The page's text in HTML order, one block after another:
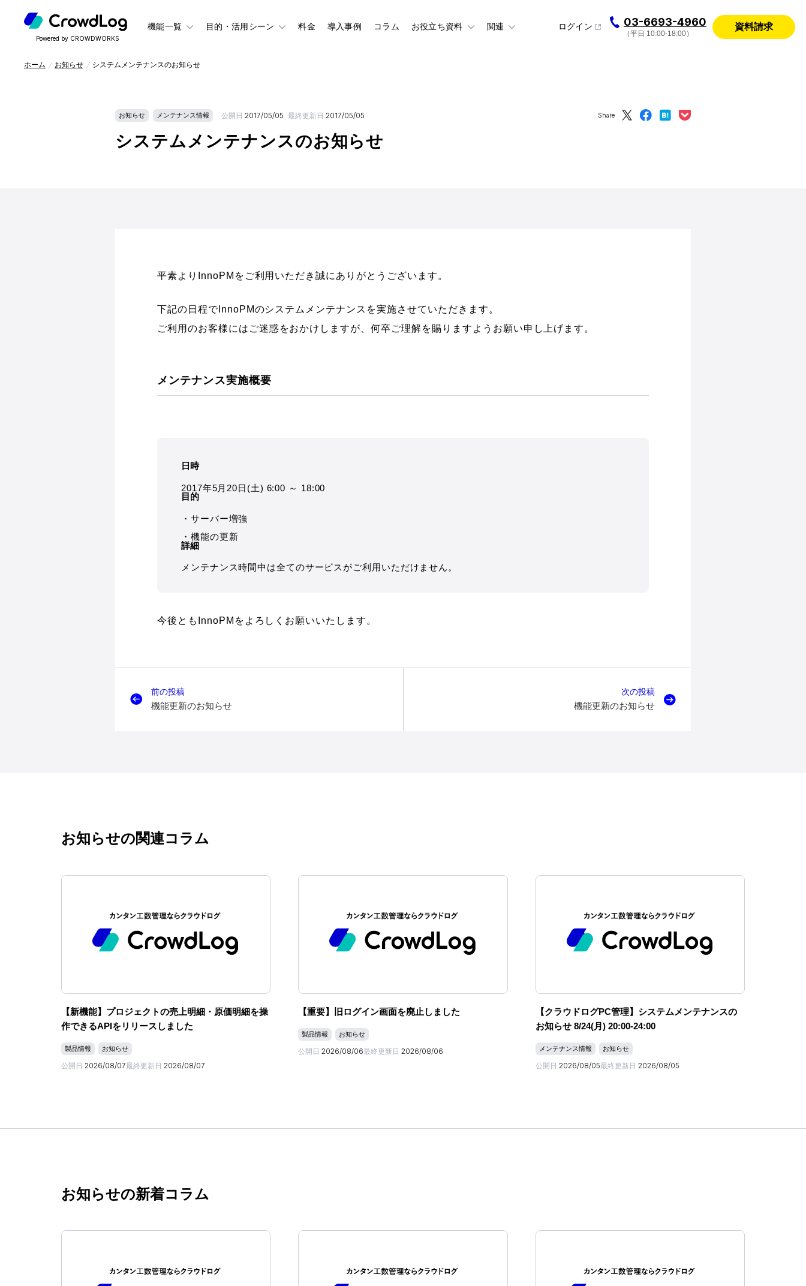
Powered by CROWDWORKS
機能一覧 目的・活用シーン 料金 導入事例 コラム お役立ち資料 関連 ログイン 03-6693-4960
（平日 10:00-18:00）
資料請求
ホーム お知らせ システムメンテナンスのお知らせ
お知らせ メンテナンス情報 公開日 2017/05/05 最終更新日 2017/05/05
システムメンテナンスのお知らせ
Share
平素よりInnoPMをご利用いただき誠にありがとうございます。
下記の日程でInnoPMのシステムメンテナンスを実施させていただきます。
ご利用のお客様にはご迷惑をおかけしますが、何卒ご理解を賜りますようお願い申し上げます。
メンテナンス実施概要
日時
2017年5月20日(土) 6:00 ～ 18:00
目的
・サーバー増強
・機能の更新
詳細
メンテナンス時間中は全てのサービスがご利用いただけません。
今後ともInnoPMをよろしくお願いいたします。
前の投稿
機能更新のお知らせ
次の投稿
機能更新のお知らせ
お知らせの関連コラム
【新機能】プロジェクトの売上明細・原価明細を操
作できるAPIをリリースしました
製品情報 お知らせ
公開日 2026/08/07最終更新日 2026/08/07
【重要】旧ログイン画面を廃止しました
製品情報 お知らせ
公開日 2026/08/06最終更新日 2026/08/06
【クラウドログPC管理】システムメンテナンスの
お知らせ 8/24(月) 20:00-24:00
メンテナンス情報 お知らせ
公開日 2026/08/05最終更新日 2026/08/05
お知らせの新着コラム